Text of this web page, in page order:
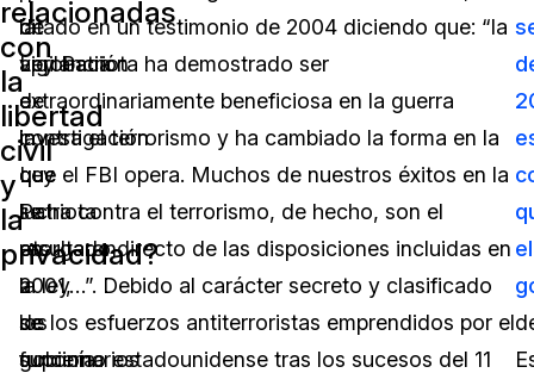
relacionadas
con
la
libertad
civil
y
la
privacidad?
de
vigilancia
e
investigación
que
se
otorgaron
a
los
funcionarios
la
aprobación
de
la
Ley
Patriota
en
2001,
se
suponía
citado en un testimonio de 2004 diciendo que: “la
Ley Patriota ha demostrado ser
extraordinariamente beneficiosa en la guerra
contra el terrorismo y ha cambiado la forma en la
que el FBI opera. Muchos de nuestros éxitos en la
lucha contra el terrorismo, de hecho, son el
resultado directo de las disposiciones incluidas en
la ley…”. Debido al carácter secreto y clasificado
de los esfuerzos antiterroristas emprendidos por el
gobierno estadounidense tras los sucesos del 11
el